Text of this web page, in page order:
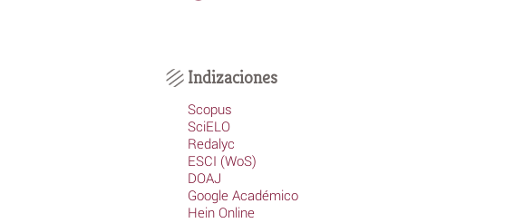
Indizaciones
Scopus
SciELO
Redalyc
ESCI (WoS)
DOAJ
Google Académico
Hein Online